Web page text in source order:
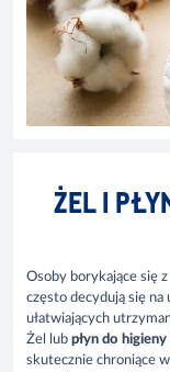
ŻEL I
Osoby borykające się
często decydują się
ułatwiających
Żel lub płyn do
skutecznie chroniące